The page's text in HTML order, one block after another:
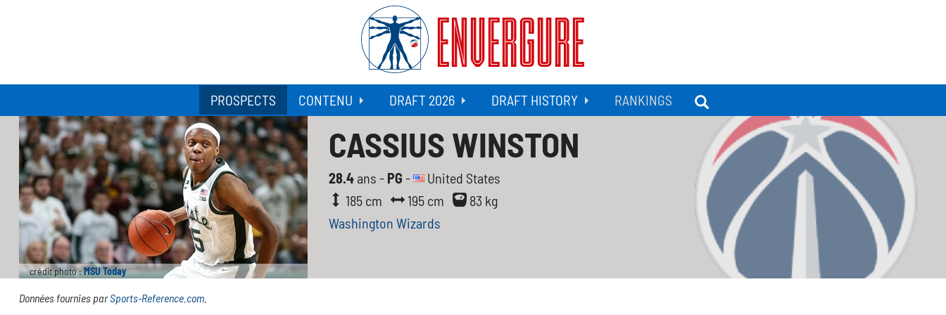
ENVERGURE
PROSPECTS CONTENU DRAFT 2026 DRAFT HISTORY RANKINGS
crédit photo :MSU Today
CASSIUS WINSTON
28.4ans - PG -
United States
185 cm
195 cm
83 kg
Washington Wizards
Données fournies parSports-Reference.com